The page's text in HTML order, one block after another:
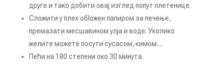
друге и тако добити овај изглед попут плетенице.
Сложити у плех обІожен папиром за печење,
премазати месшавином улја и воде. Уколико
желите можете посути сусасом, кимом....
Пећи на 180 степени око 30 минута.